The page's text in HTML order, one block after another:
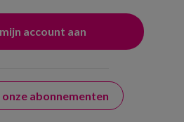
abonnementen